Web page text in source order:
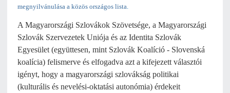
megnyilvánulása a közös országos lista
A Magyarországi Szlovákok Szövetsége, a Magyarországi
Szlovák Szervezetek Uniója és az Identita Szlovák
Egyesület (együttesen, mint Szlovák Koalíció - Slovenská
koalícia) felismerve és elfogadva azt a kifejezett választói
igényt, hogy a magyarországi szlovákság politikai
(kulturális és nevelési-oktatási autonómia) érdekeit